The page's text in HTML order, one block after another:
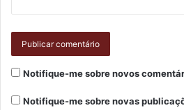
Notifique-me sobre novos
Notifique-me sobre novas